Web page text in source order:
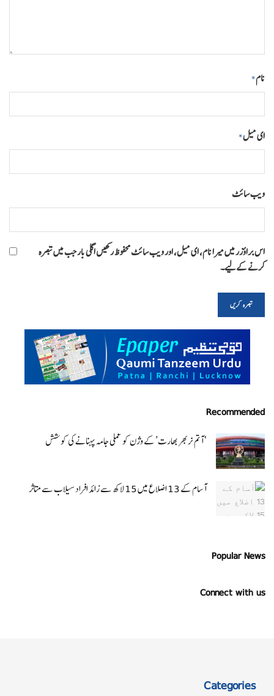
نام*
ای میل*
ویب‌ سائٹ
اس براؤزر میں میرا نام، ای میل، اور ویب سائٹ محفوظ رکھیں اگلی بار جب میں تبصرہ
کرنے کےلیے۔
Recommended
‘ آتم نربھر بھارت’ کے وژن کو عملی جامہ پہنانے کی کوشش
آسام کے 13 اضلاع میں 15 لاکھ سے زائد افراد سیلاب سے متاثر
Popular News
Connect with us
Categories